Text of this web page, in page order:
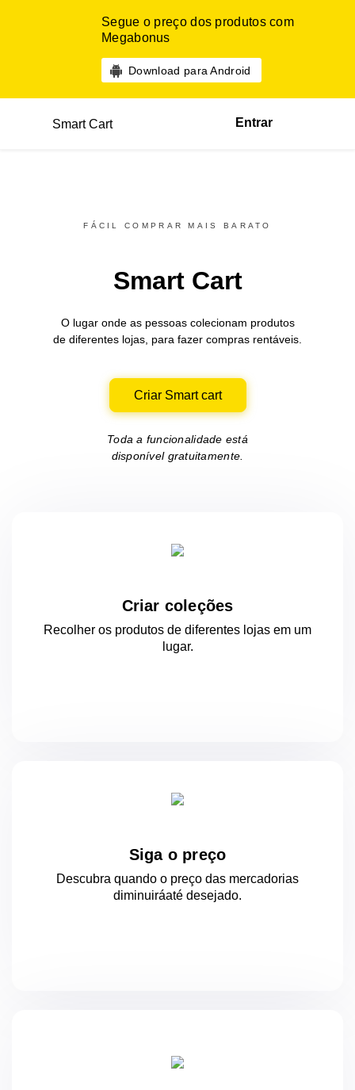
Segue o preço dos produtos com
Megabonus
Download para Android
Smart Cart Entrar
FÁCIL COMPRAR MAIS BARATO
Smart Cart
O lugar onde as pessoas colecionam produtos
de diferentes lojas, para fazer compras rentáveis.
Criar Smart cart
Toda a funcionalidade está
disponível gratuitamente.
Criar coleções
Recolher os produtos de diferentes lojas em um
lugar.
Siga o preço
Descubra quando o preço das mercadorias
diminuiráaté desejado.